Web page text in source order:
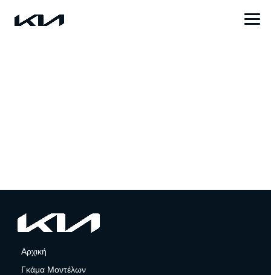
Αρχική
Γκάμα Μοντέλων